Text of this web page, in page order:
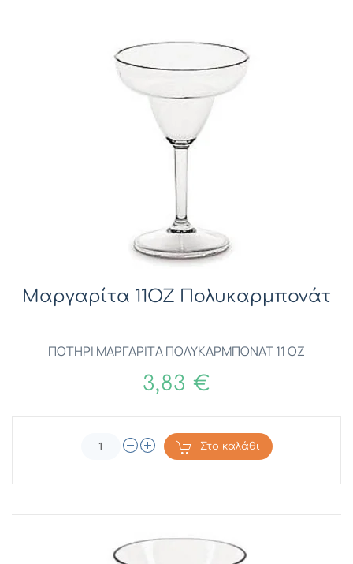
Μαργαρίτα 11ΟΖ Πολυκαρμπονάτ
ΠΟΤΗΡΙ ΜΑΡΓΑΡΙΤΑ ΠΟΛΥΚΑΡΜΠΟΝΑΤ 11 ΟΖ
3,83 €
Στο καλάθι